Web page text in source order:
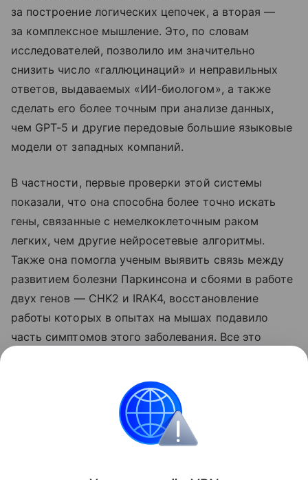
за построение логических цепочек, а вторая —
за комплексное мышление. Это, по словам
исследователей, позволило им значительно
снизить число «галлюцинаций» и неправильных
ответов, выдаваемых «ИИ-биологом», а также
сделать его более точным при анализе данных,
чем GPT-5 и другие передовые большие языковые
модели от западных компаний.
В частности, первые проверки этой системы
показали, что она способна более точно искать
гены, связанные с немелкоклеточным раком
легких, чем другие нейросетевые алгоритмы.
Также она помогла ученым выявить связь между
развитием болезни Паркинсона и сбоями в работе
двух генов — CHK2 и IRAK4, восстановление
работы которых в опытах на мышах подавило
часть симптомов этого заболевания. Все это
в научной работе, подытожили исследователи.